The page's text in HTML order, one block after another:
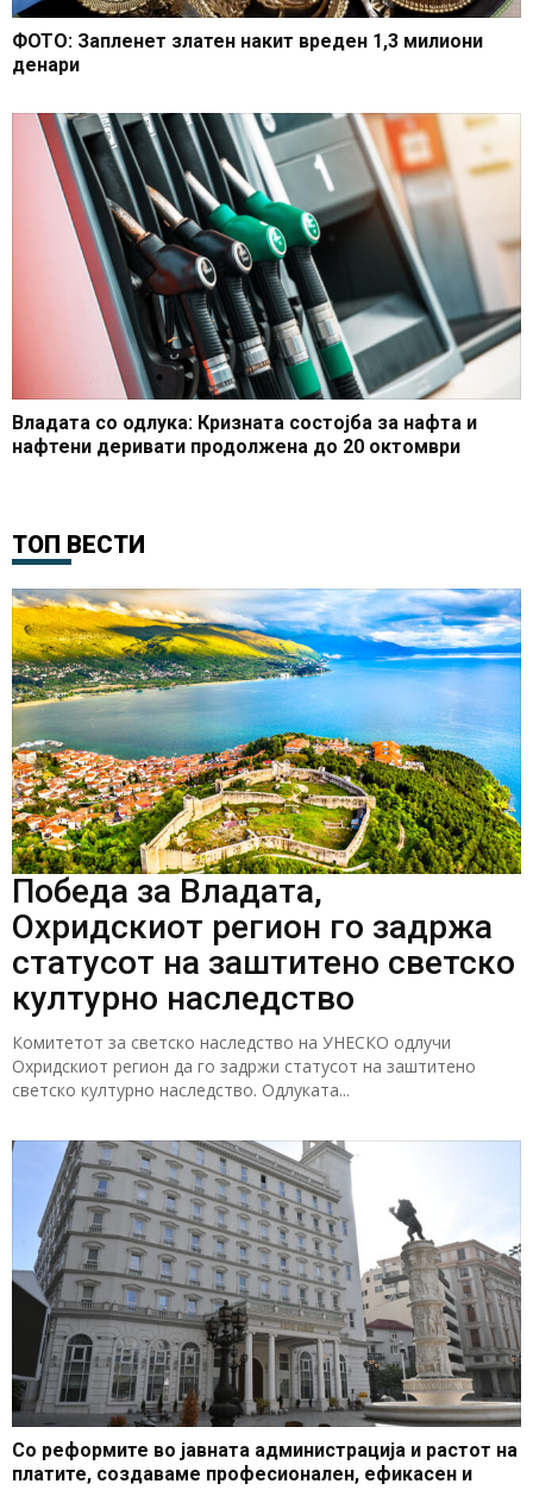
ФОТО: Запленет златен накит вреден 1,3 милиони
денари
Владата со одлука: Кризната состојба за нафта и
нафтени деривати продолжена до 20 октомври
ТОП ВЕСТИ
Победа за Владата,
Охридскиот регион го задржа
статусот на заштитено светско
културно наследство
Комитетот за светско наследство на УНЕСКО одлучи
Охридскиот регион да го задржи статусот на заштитено
светско културно наследство. Одлуката...
Со реформите во јавната администрација и растот на
платите, создаваме професионален, ефикасен и